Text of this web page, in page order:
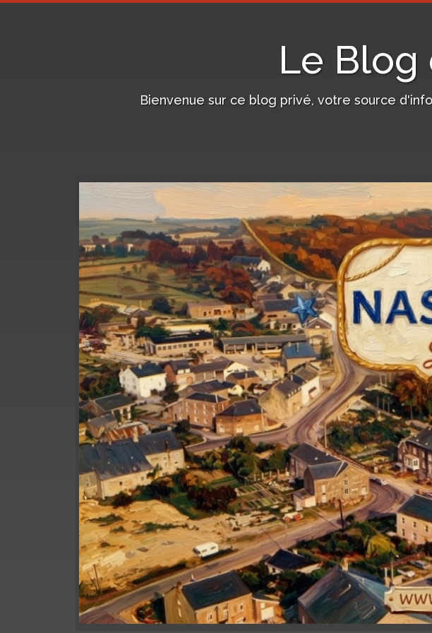
Le Blog
Bienvenue sur ce blog privé, votre source